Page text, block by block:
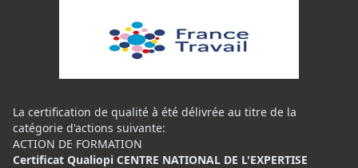
La certification de qualité à été délivrée au titre de la
catégorie d'actions suivante:
ACTION DE FORMATION
Certificat Qualiopi CENTRE NATIONAL DE L'EXPERTISE